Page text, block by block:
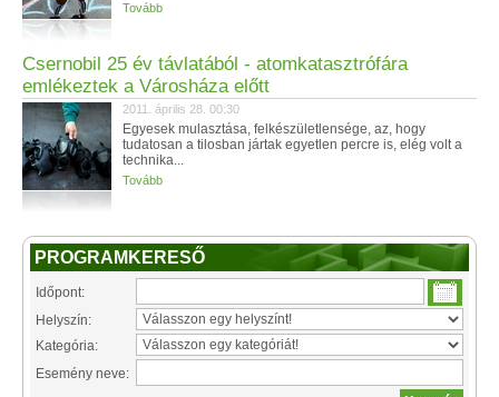
Tovább
Csernobil 25 év távlatából - atomkatasztrófára
emlékeztek a Városháza előtt
2011. április 28. 00:30
Egyesek mulasztása, felkészületlensége, az, hogy
tudatosan a tilosban jártak egyetlen percre is, elég volt a
technika...
Tovább
PROGRAMKERESŐ
Időpont:
Helyszín:
Kategória:
Esemény neve: